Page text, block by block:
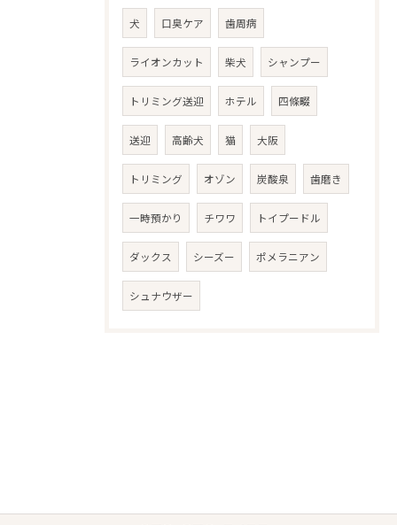
犬 口臭ケア 歯周病
ライオンカット 柴犬 シャンプー
トリミング送迎 ホテル 四條畷
送迎 高齢犬 猫 大阪
トリミング オゾン 炭酸泉 歯磨き
一時預かり チワワ トイプードル
ダックス シーズー ポメラニアン
シュナウザー